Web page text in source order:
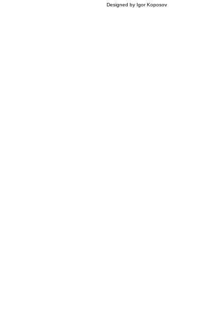
Designed by Igor Koposov